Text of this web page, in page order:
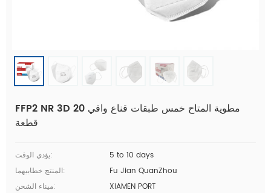
FFP2 NR 3D مطوية المتاح خمس طبقات قناع واقي 20
قطعة
يؤدي الوقت:
5 to 10 days
المنتج خطابيهما:
Fu Jian QuanZhou
ميناء الشحن:
XIAMEN PORT